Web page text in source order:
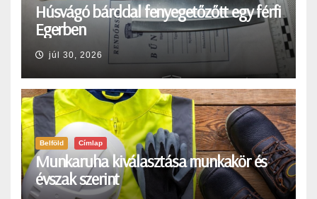
Húsvágó bárddal fenyegetőzőtt egy férfi
Egerben
júl 30, 2026
Belföld Címlap
Munkaruha kiválasztása munkakör és
évszak szerint